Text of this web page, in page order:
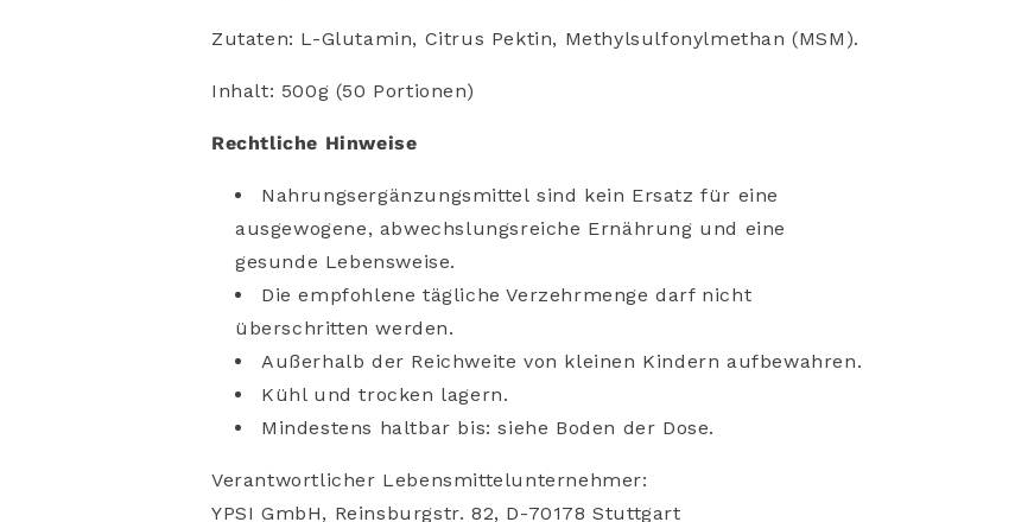
Zutaten: L-Glutamin, Citrus Pektin, Methylsulfonylmethan (MSM).
Inhalt: 500g (50 Portionen)
Rechtliche Hinweise
Nahrungsergänzungsmittelsind kein Ersatzfür eine
ausgewogene, abwechslungsreiche Ernährung und eine
gesunde Lebensweise.
DieempfohlenetäglicheVerzehrmengedarf nicht
überschrittenwerden.
Außerhalb der Reichweitevon kleinen Kindernaufbewahren.
Kühl undtrocken lagern.
Mindestens haltbar bis:siehe Boden der Dose.
Verantwortlicher Lebensmittelunternehmer:
YPSI GmbH, Reinsburgstr. 82, D-70178 Stuttgart